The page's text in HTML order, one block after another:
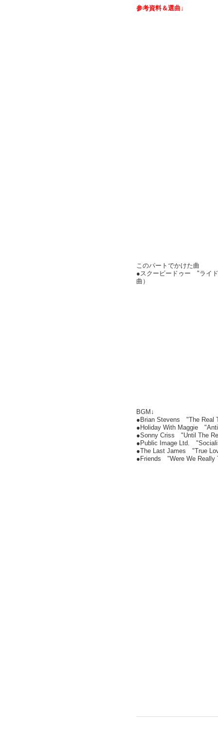
参考資料＆選曲↓
このパートでかけた曲
●スクービードゥー "ライ
曲）
BGM↓
●Brian Stevens "The Real
●Holiday With Maggie
●Sonny Criss "Until The
●Public Image Ltd.
●The Last James "True
●Friends "Were We Really